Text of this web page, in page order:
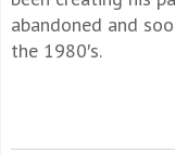
abandoned and
the 1980′s.